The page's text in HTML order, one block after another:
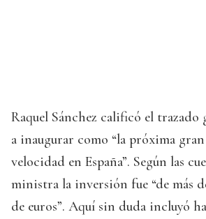
Raquel Sánchez calificó el trazado
a inaugurar como “la próxima
velocidad en España”. Según las
ministra la inversión fue “de más
de euros”. Aquí sin duda incluyó